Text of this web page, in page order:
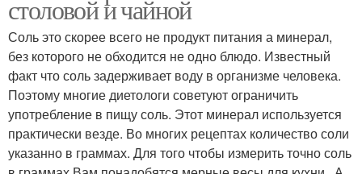
столовой и чайной
Соль это скорее всего не продукт питания а минерал,
без которого не обходится не одно блюдо. Известный
факт что соль задерживает воду в организме человека.
Поэтому многие диетологи советуют ограничить
употребление в пищу соль. Этот минерал используется
практически везде. Во многих рецептах количество соли
указанно в граммах. Для того чтобы измерить точно соль